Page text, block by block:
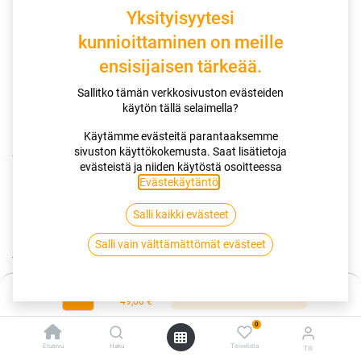
49,00€
Etusivu Haku
0
Toivelista Tili
Kauppa
Sähkö- ja hybridiautot
BestDrive sähköautohuolto
BestDrive sähköautohuolto
Sisältää:
Ajoneuvon pyöräntuennan nivelten välysten tarkistus
Vetonivelten, raidetangon ja pallonivelien suojakumien
tarkistus
Jarrupalojen ja -levyjen kuluneisuuden tarkistus mittaamalla
Yksityisyytesi
kunnioittaminen on meille
ensisijaisen tärkeää.
Sallitko tämän verkkosivuston evästeiden
käytön tällä selaimella?
Käytämme evästeitä parantaaksemme
sivuston käyttökokemusta. Saat lisätietoja
evästeistä ja niiden käytöstä osoitteessa
Evästekäytäntö
Salli kaikki evästeet
Salli vain välttämättömät evästeet